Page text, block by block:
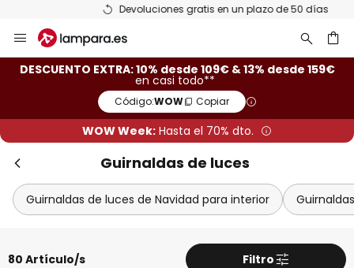
Devoluciones gratis en un plazo de 50 días
al
contenido
DESCUENTO EXTRA: 10% desde 109€ & 13% desde 159€
en casi todo**
Código:WOW Copiar
WOW Week: Hasta el 70% dto.
Guirnaldas de luces
Guirnaldas de luces de Navidad para interior
80 Artículo/s Filtro
Descuento extra